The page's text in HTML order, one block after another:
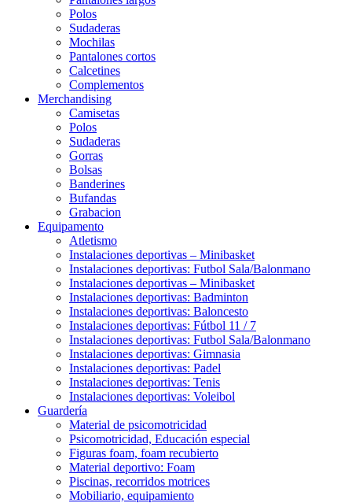
Polos
Sudaderas
Mochilas
Pantalones cortos
Calcetines
Complementos
Merchandising
Camisetas
Polos
Sudaderas
Gorras
Bolsas
Banderines
Bufandas
Grabacion
Equipamento
Atletismo
Instalaciones deportivas – Minibasket
Instalaciones deportivas: Futbol Sala/Balonmano
Instalaciones deportivas – Minibasket
Instalaciones deportivas: Badminton
Instalaciones deportivas: Baloncesto
Instalaciones deportivas: Fútbol 11 / 7
Instalaciones deportivas: Futbol Sala/Balonmano
Instalaciones deportivas: Gimnasia
Instalaciones deportivas: Padel
Instalaciones deportivas: Tenis
Instalaciones deportivas: Voleibol
Guardería
Material de psicomotricidad
Psicomotricidad, Educación especial
Figuras foam, foam recubierto
Material deportivo: Foam
Piscinas, recorridos motrices
Mobiliario, equipamiento